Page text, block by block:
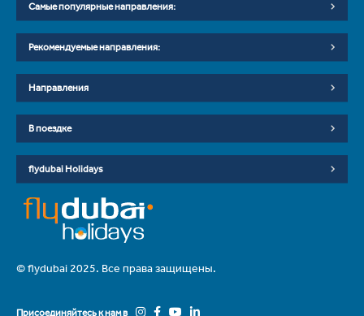
Самые популярные направления:
Рекомендуемые направления:
Направления
В поездке
flydubai Holidays
© flydubai 2025. Все права защищены.
Присоединяйтесь к нам в